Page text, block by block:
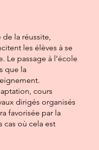
la réussite,
les élèves à se
Le passage à l’école
que la
cours
dirigés organisés
favorisée par la
cas où cela est